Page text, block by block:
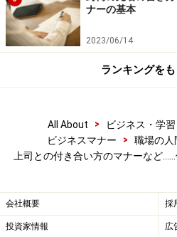
ャルハラスメントにあたるので
上司に誘われると部下は無下
まうことがあります。パワー
ないので注意してください。
金銭の貸し借りはトラブルの
って、やむを得ずお金を借り
ナーの基本
2023/06/14
ランキングを
All About > ビジネス・学習
ビジネスマナー
> 職場の人
上司との付き合い方のマナーなど
会社概要 採
投資家情報 広